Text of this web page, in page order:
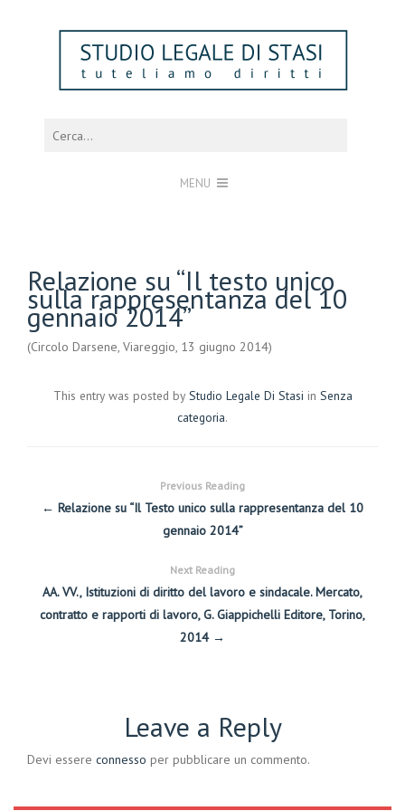
MENU
Relazione su “Il testo unico
sulla rappresentanza del 10
gennaio 2014”
(Circolo Darsene, Viareggio, 13 giugno 2014)
This entry was posted by Studio Legale Di Stasi in Senza
categoria.
Previous Reading
← Relazione su “Il Testo unico sulla rappresentanza del 10
gennaio 2014”
Next Reading
AA. VV., Istituzioni di diritto del lavoro e sindacale. Mercato,
contratto e rapporti di lavoro, G. Giappichelli Editore, Torino,
2014 →
Leave a Reply
Devi essere connesso per pubblicare un commento.